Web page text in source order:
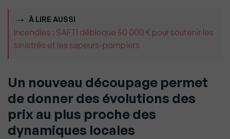
À LIRE AUSSI
Incendies : SAFTI débloque 50 000 € pour soutenir les
sinistrés et les sapeurs-pompiers
Un nouveau découpage permet
de donner des évolutions des
prix au plus proche des
dynamiques locales